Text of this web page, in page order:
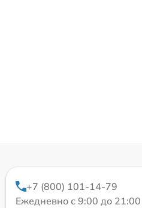
+7 (800) 101-14-79
Ежедневно с 9:00 до 21:00